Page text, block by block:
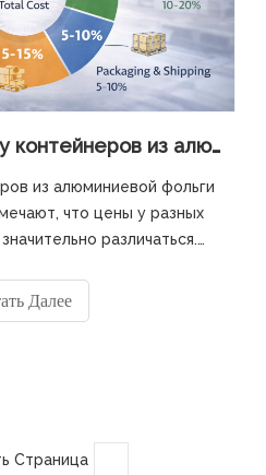
Что влияет на цену контейнеров из алюминиевой фольги
из алюминиевой фольги
что цены у разных
различаться.
помогает импортерам,
общественного
Далее
Страница